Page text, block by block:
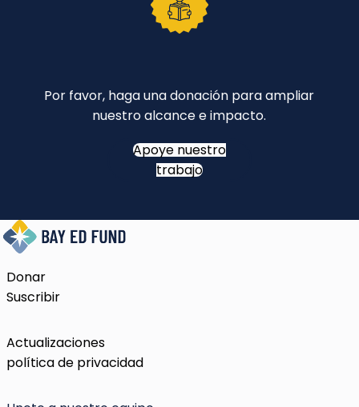
Por favor, haga una donación para ampliar
nuestro alcance e impacto.
Apoye nuestro
trabajo
Donar
Suscribir
Actualizaciones
política de privacidad